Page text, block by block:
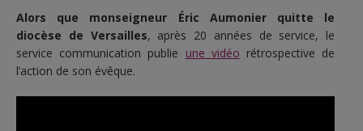
Alors que monseigneur Éric Aumonier quitte le
diocèse de Versailles, après 20 années de service, le
service communication publie une vidéo rétrospective de
l’action de son évêque.